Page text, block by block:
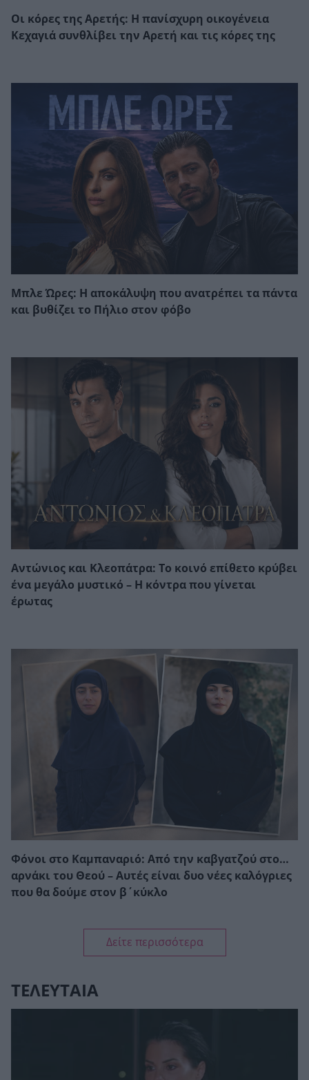
Οι κόρες της Αρετής: Η πανίσχυρη οικογένεια
Κεχαγιά συνθλίβει την Αρετή και τις κόρες της
Μπλε Ώρες: Η αποκάλυψη που ανατρέπει τα πάντα
και βυθίζει το Πήλιο στον φόβο
Αντώνιος και Κλεοπάτρα: Το κοινό επίθετο κρύβει
ένα μεγάλο μυστικό – Η κόντρα που γίνεται
έρωτας
Φόνοι στο Καμπαναριό: Από την καβγατζού στο…
αρνάκι του Θεού – Αυτές είναι δυο νέες καλόγριες
που θα δούμε στον β΄κύκλο
Δείτε περισσότερα
ΤΕΛΕΥΤΑΙΑ